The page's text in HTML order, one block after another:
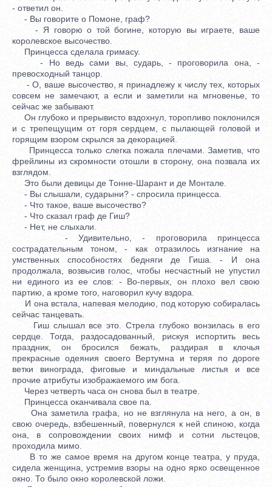
- ответил он.
- Вы говорите о Помоне, граф?
- Я говорю о той богине, которую вы играете, ваше
королевское высочество.
Принцесса сделала гримасу.
- Но ведь сами вы, сударь, - проговорила она, -
превосходный танцор.
- О, ваше высочество, я принадлежу к числу тех, которых
совсем не замечают, а если и заметили на мгновенье, то
сейчас же забывают.
Он глубоко и прерывисто вздохнул, торопливо поклонился
и с трепещущим от горя сердцем, с пылающей головой и
горящим взором скрылся за декорацией.
Принцесса только слегка пожала плечами. Заметив, что
фрейлины из скромности отошли в сторону, она позвала их
взглядом.
Это были девицы де Тонне-Шарант и де Монтале.
- Вы слышали, сударыни? - спросила принцесса.
- Что такое, ваше высочество?
- Что сказал граф де Гиш?
- Нет, не слыхали.
- Удивительно, - проговорила принцесса
сострадательным тоном, - как отразилось изгнание на
умственных способностях бедняги де Гиша. - И она
продолжала, возвысив голос, чтобы несчастный не упустил
ни единого из ее слов: - Во-первых, он плохо вел свою
партию, а кроме того, наговорил кучу вздора.
И она встала, напевая мелодию, под которую собиралась
сейчас танцевать.
Гиш слышал все это. Стрела глубоко вонзилась в его
сердце. Тогда, раздосадованный, рискуя испортить весь
праздник, он бросился бежать, раздирая в клочья
прекрасные одеяния своего Вертумна и теряя по дороге
ветки винограда, фиговые и миндальные листья и все
прочие атрибуты изображаемого им бога.
Через четверть часа он снова был в театре.
Принцесса оканчивала свое па.
Она заметила графа, но не взглянула на него, а он, в
свою очередь, взбешенный, повернулся к ней спиною, когда
она, в сопровождении своих нимф и сотни льстецов,
проходила мимо.
В то же самое время на другом конце театра, у пруда,
сидела женщина, устремив взоры на одно ярко освещенное
окно. То было окно королевской ложи.